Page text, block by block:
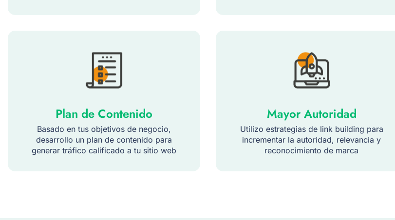
Plan de Contenido
Basado en tus objetivos de negocio,
desarrollo un plan de contenido para
generar tráfico calificado a tu sitio web
Mayor Autoridad
Utilizo estrategias de link building para
incrementar la autoridad, relevancia y
reconocimiento de marca